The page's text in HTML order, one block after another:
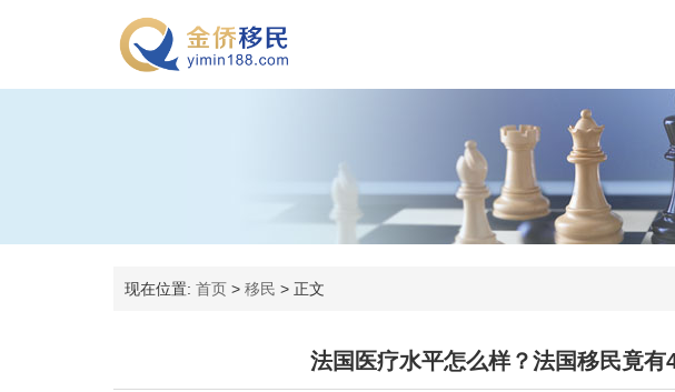
现在位置: 首页 > 移民 > 正文
法国医疗水平怎么样？法国移民竟有